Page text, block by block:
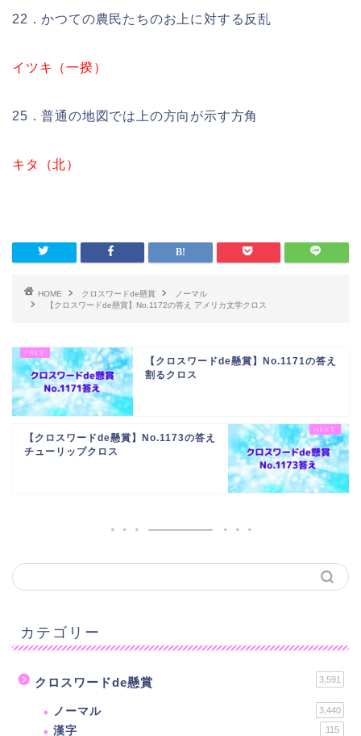
22．かつての農民たちのお上に対する反乱
イツキ（一揆）
25．普通の地図では上の方向が示す方角
キタ（北）
HOME クロスワードde懸賞
ノーマル
【クロスワードde懸賞】No.1172の答え アメリカ文学クロス
【クロスワードde懸賞】No.1171の答え
割るクロス
【クロスワードde懸賞】No.1173の答え
チューリップクロス
カテゴリー
クロスワードde懸賞 3,591
ノーマル 3,440
漢字 115